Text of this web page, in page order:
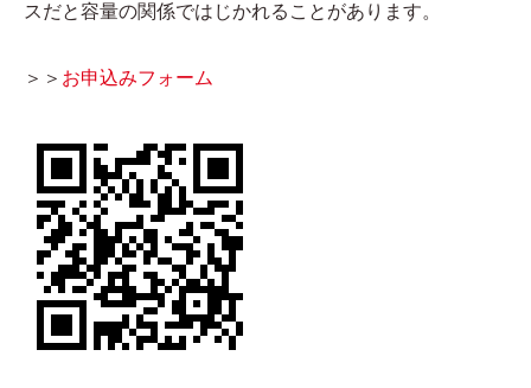
スだと容量の関係ではじかれることがあります。
＞＞ お申込みフォーム​